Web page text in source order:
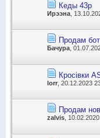
Кеды 43р
Ирээна ,
Продам
Бачура ,
Кросівки
lorr , 20.12.2023
Продам
zalvis ,